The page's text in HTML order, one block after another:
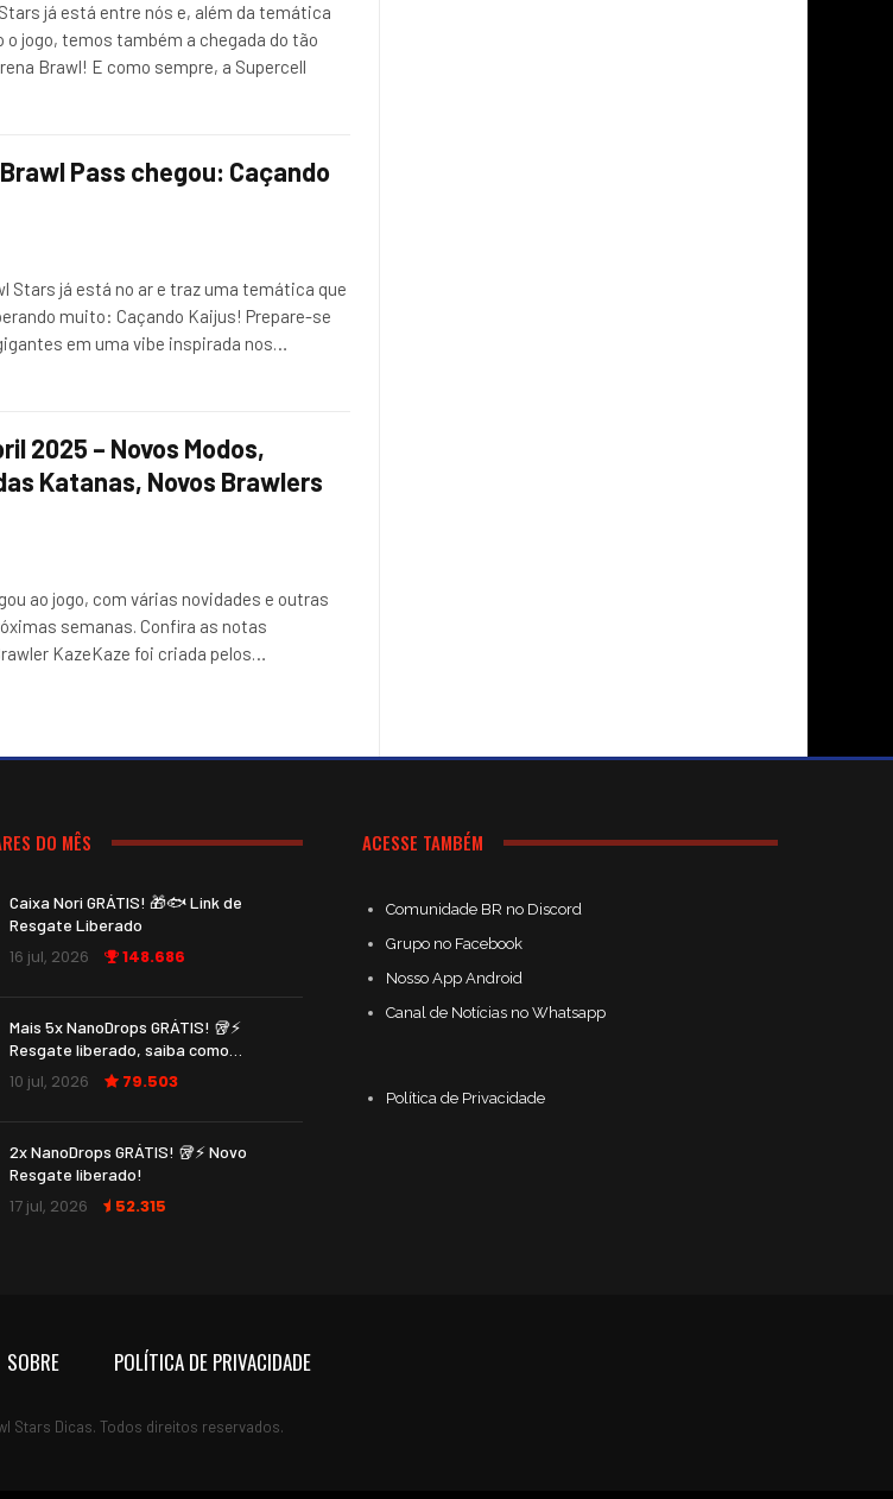
já está entre nós e, além da temática
o jogo, temos também a chegada do tão
Brawl! E como sempre, a Supercell
Pass chegou: Caçando
Stars já está no ar e traz uma temática que
muito: Caçando Kaijus! Prepare-se
em uma vibe inspirada nos…
2025 – Novos Modos,
Katanas, Novos Brawlers
ao jogo, com várias novidades e outras
semanas. Confira as notas
KazeKaze foi criada pelos…
DO MÊS
Caixa Nori GRÁTIS! 🎁🐟 Link de
Resgate Liberado
16 jul, 2026 148.686
Mais 5x NanoDrops GRÁTIS! 🥡⚡
Resgate liberado, saiba como…
10 jul, 2026 79.503
2x NanoDrops GRÁTIS! 🥡⚡ Novo
Resgate liberado!
17 jul, 2026 52.315
ACESSE TAMBÉM
Comunidade BR no Discord
Grupo no Facebook
Nosso App Android
Canal de Notícias no Whatsapp
Política de Privacidade
SOBRE POLÍTICA DE PRIVACIDADE
Stars Dicas. Todos direitos reservados.